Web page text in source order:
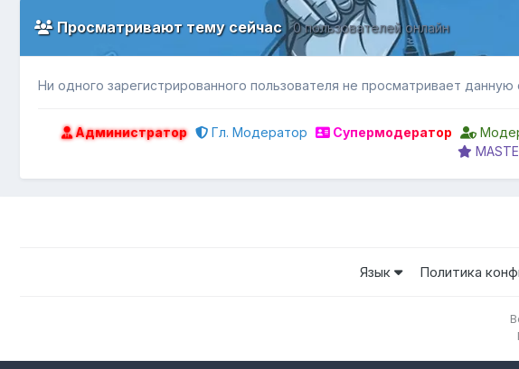
Просматривают тему сейчас0 пользователей онлайн
Ни одного зарегистрированного пользователя не просматривает данную
Администратор Гл. Модератор Супермодератор
Язык Политика